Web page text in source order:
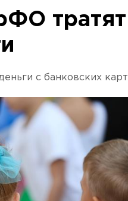
тратят
с банковских карт